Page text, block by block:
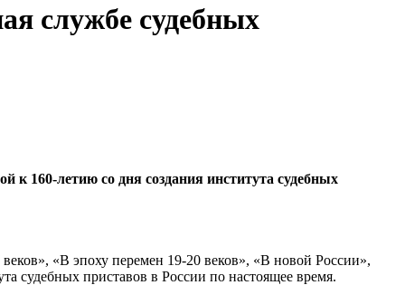
службе судебных
к 160-летию со дня создания института судебных
«В эпоху перемен 19-20 веков», «В новой России»,
судебных приставов в России по настоящее время.